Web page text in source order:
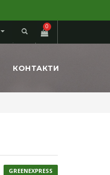
0
Пошук
КОНТАКТИ
GREENEXPRESS